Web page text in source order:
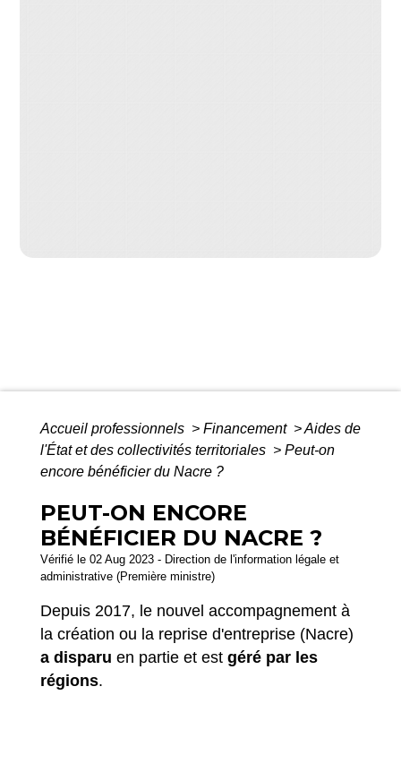
Accueil professionnels > Financement >Aides de
l'État et des collectivités territoriales > Peut-on
encore bénéficier du Nacre ?
PEUT-ON ENCORE
BÉNÉFICIER DU NACRE ?
Vérifié le 02 Aug 2023 - Direction de l'information légale et
administrative (Première ministre)
Depuis 2017, le nouvel accompagnement à
la création ou la reprise d'entreprise (Nacre)
a disparu en partie et est géré par les
régions.